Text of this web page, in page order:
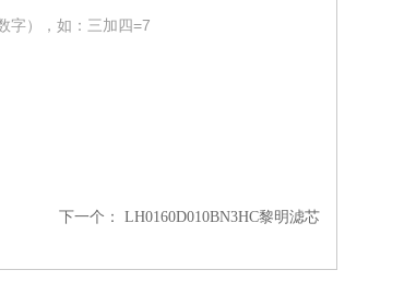
字），如：三加四=7
下一个： LH0160D010BN3HC黎明滤芯